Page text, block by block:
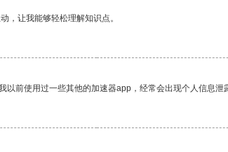
，让我能够轻松理解知识点。
前使用过一些其他的加速器app，经常会出现个人信息泄